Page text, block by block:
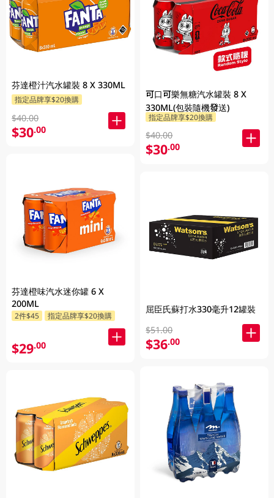
芬達橙汁汽水罐裝 8 X 330ML
指定品牌享$20換購
$40.00
$30.00
芬達橙味汽水迷你罐 6 X
200ML
2件$45 指定品牌享$20換購
$29.00
可口可樂無糖汽水罐裝 8 X
330ML(包裝隨機發送)
指定品牌享$20換購
$40.00
$30.00
屈臣氏蘇打水330毫升12罐裝
$51.00
$36.00